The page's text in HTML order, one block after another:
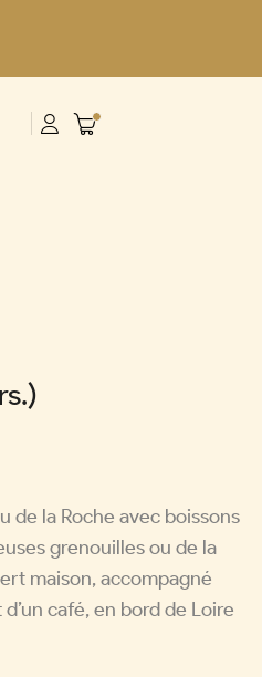
de la Roche avec boissons
grenouilles ou de la
maison, accompagné
café, en bord de Loire